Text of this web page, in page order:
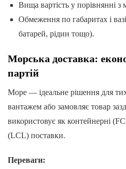
Вища вартість у порівнянні з
Обмеження по габаритах і
батарей, рідин тощо).
Морська доставка:
партій
Море — ідеальне рішення для
вантажем або замовляє товар
використовує як контейнерні
(LCL) поставки.
Переваги: